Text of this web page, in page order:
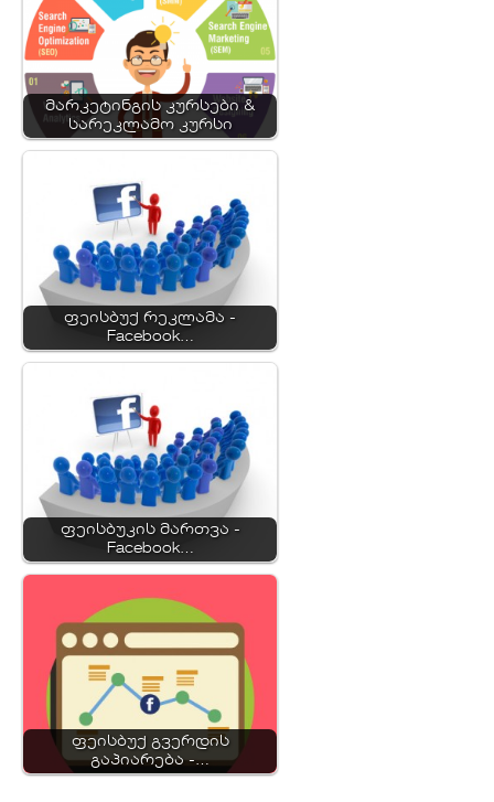
მარკეტინგის კურსები &
სარეკლამო კურსი
ფეისბუქ რეკლამა -
Facebook…
ფეისბუკის მართვა -
Facebook…
ფეისბუქ გვერდის
გაპიარება -…